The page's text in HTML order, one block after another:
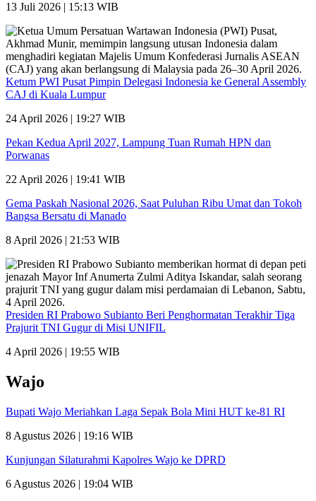
13 Juli 2026 | 15:13 WIB
Ketum PWI Pusat Pimpin Delegasi Indonesia ke General Assembly
CAJ di Kuala Lumpur
24 April 2026 | 19:27 WIB
Pekan Kedua April 2027, Lampung Tuan Rumah HPN dan
Porwanas
22 April 2026 | 19:41 WIB
Gema Paskah Nasional 2026, Saat Puluhan Ribu Umat dan Tokoh
Bangsa Bersatu di Manado
8 April 2026 | 21:53 WIB
Presiden RI Prabowo Subianto Beri Penghormatan Terakhir Tiga
Prajurit TNI Gugur di Misi UNIFIL
4 April 2026 | 19:55 WIB
Wajo
Bupati Wajo Meriahkan Laga Sepak Bola Mini HUT ke-81 RI
8 Agustus 2026 | 19:16 WIB
Kunjungan Silaturahmi Kapolres Wajo ke DPRD
6 Agustus 2026 | 19:04 WIB